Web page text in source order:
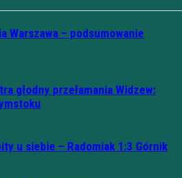
Warszawa – podsumowanie
głodny przełamania Widzew:
u siebie – Radomiak 1:3 Górnik